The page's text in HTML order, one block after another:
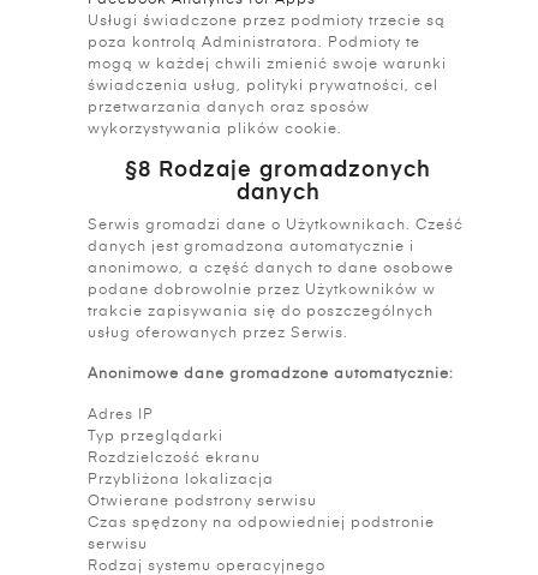
Usługi świadczone przez podmioty trzecie są
poza kontrolą Administratora. Podmioty te
mogą w każdej chwili zmienić swoje warunki
świadczenia usług, polityki prywatności, cel
przetwarzania danych oraz sposów
wykorzystywania plików cookie.
§8 Rodzaje gromadzonych
danych
Serwis gromadzi dane o Użytkownikach. Cześć
danych jest gromadzona automatycznie i
anonimowo, a część danych to dane osobowe
podane dobrowolnie przez Użytkowników w
trakcie zapisywania się do poszczególnych
usług oferowanych przez Serwis.
Anonimowe dane gromadzone automatycznie:
Adres IP
Typ przeglądarki
Rozdzielczość ekranu
Przybliżona lokalizacja
Otwierane podstrony serwisu
Czas spędzony na odpowiedniej podstronie
serwisu
Rodzaj systemu operacyjnego